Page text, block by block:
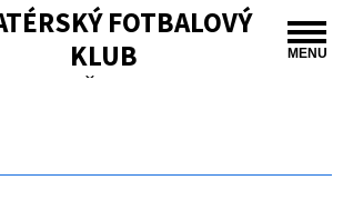
MENU
FOTBALOVÝ
KLUB
TIŠNOV